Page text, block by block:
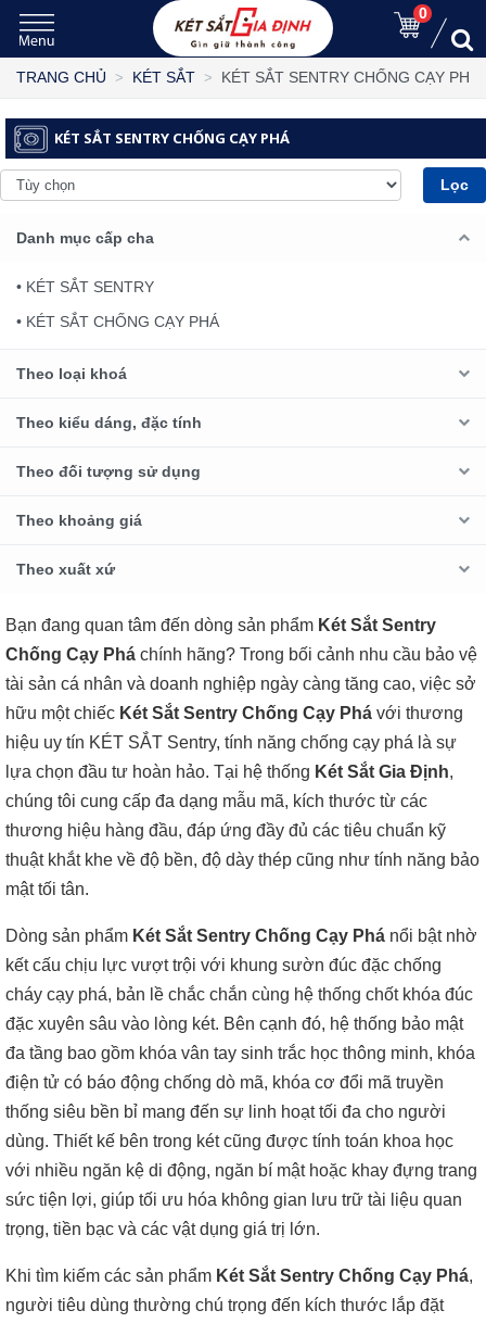
0
TRANG CHỦ KÉT SẮT KÉT SẮT SENTRY CHỐNG CẠY PHÁ
KÉT SẮT SENTRY CHỐNG CẠY PHÁ
Lọc
Danh mục cấp cha
• KÉT SẮT SENTRY
• KÉT SẮT CHỐNG CẠY PHÁ
Theo loại khoá
Theo kiểu dáng, đặc tính
Theo đối tượng sử dụng
Theo khoảng giá
Theo xuất xứ
Bạn đang quan tâm đến dòng sản phẩm Két Sắt Sentry
Chống Cạy Phá chính hãng? Trong bối cảnh nhu cầu bảo vệ
tài sản cá nhân và doanh nghiệp ngày càng tăng cao, việc sở
hữu một chiếc Két Sắt Sentry Chống Cạy Phá với thương
hiệu uy tín KÉT SẮT Sentry, tính năng chống cạy phá là sự
lựa chọn đầu tư hoàn hảo. Tại hệ thống Két Sắt Gia Định,
chúng tôi cung cấp đa dạng mẫu mã, kích thước từ các
thương hiệu hàng đầu, đáp ứng đầy đủ các tiêu chuẩn kỹ
thuật khắt khe về độ bền, độ dày thép cũng như tính năng bảo
mật tối tân.
Dòng sản phẩm Két Sắt Sentry Chống Cạy Phá nổi bật nhờ
kết cấu chịu lực vượt trội với khung sườn đúc đặc chống
cháy cạy phá, bản lề chắc chắn cùng hệ thống chốt khóa đúc
đặc xuyên sâu vào lòng két. Bên cạnh đó, hệ thống bảo mật
đa tầng bao gồm khóa vân tay sinh trắc học thông minh, khóa
điện tử có báo động chống dò mã, khóa cơ đổi mã truyền
thống siêu bền bỉ mang đến sự linh hoạt tối đa cho người
dùng. Thiết kế bên trong két cũng được tính toán khoa học
với nhiều ngăn kệ di động, ngăn bí mật hoặc khay đựng trang
sức tiện lợi, giúp tối ưu hóa không gian lưu trữ tài liệu quan
trọng, tiền bạc và các vật dụng giá trị lớn.
Khi tìm kiếm các sản phẩm Két Sắt Sentry Chống Cạy Phá,
người tiêu dùng thường chú trọng đến kích thước lắp đặt